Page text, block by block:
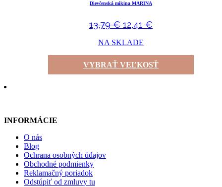
Dievčenská mikina MARINA
13,79€ 12,41 €
NA SKLADE
VYBRAŤ VEĽKOSŤ
INFORMÁCIE
O nás
Blog
Ochrana osobných údajov
Obchodné podmienky
Reklamačný poriadok
Odstúpiť od zmluvy tu